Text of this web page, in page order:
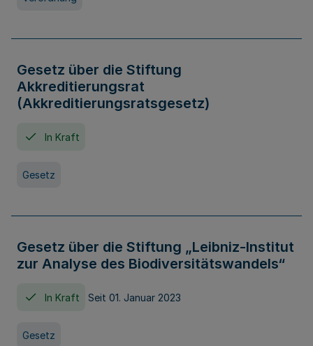
Gesetz über die Stiftung
Akkreditierungsrat
(Akkreditierungsratsgesetz)
In Kraft
Gesetz
Gesetz über die Stiftung „Leibniz-Institut
zur Analyse des Biodiversitätswandels“
In Kraft Seit 01. Januar 2023
Gesetz